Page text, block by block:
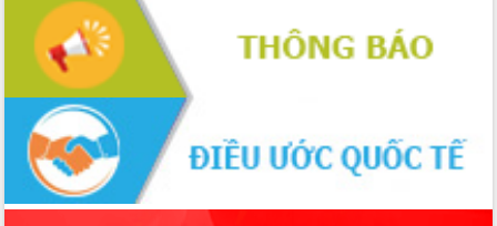
Kết nối tour, đẩy mạnh chuyển đổi số
để phát triển du lịch Đắk Lắk
Khởi động Dự án Đầu tư xây dựng hạ
tầng kỹ thuật Cụm công nghiệp Tân
Gặp mặt các cơ quan báo chí nhân Kỷ
niệm 101 năm Ngày Báo chí Cách
mạng Việt Nam
Đắk Lắk sơ kết 4 năm triển khai thực